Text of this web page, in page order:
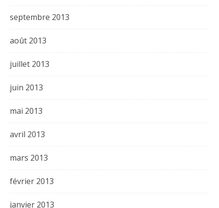
septembre 2013
août 2013
juillet 2013
juin 2013
mai 2013
avril 2013
mars 2013
février 2013
janvier 2013